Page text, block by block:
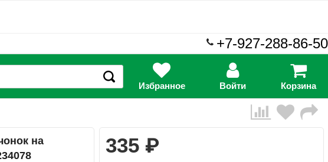
+7-927-288-86-50
Избранное Войти Корзина
на
335 ₽